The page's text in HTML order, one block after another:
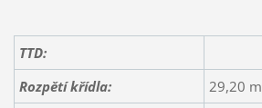
TTD:
Rozpětí křídla:
29,20 m